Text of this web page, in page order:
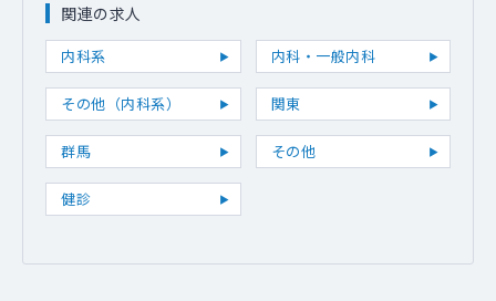
関連の求人
内科系 内科・一般内科
その他（内科系） 関東
群馬 その他
健診